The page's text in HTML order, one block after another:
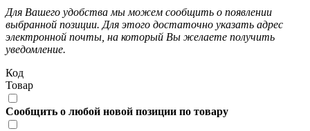
Для Вашего удобства мы можем сообщить о появлении
выбранной позиции. Для этого достаточно указать адрес
электронной почты, на который Вы желаете получить
уведомление.
Код
Товар
Сообщить о любой новой позиции по товару